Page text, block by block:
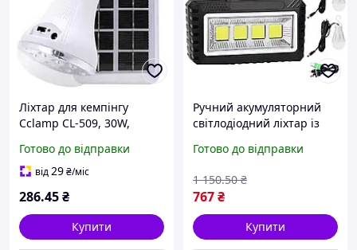
Ліхтар для кемпінгу
Cclamp CL-509, 30W,
панель
Готово до відправки
від29₴/міс
286.45₴
Купити
Ручний акумуляторний
світлодіодний ліхтар із
PowerBank 10 Вт 3 лампи
Готово до відправки
767₴
1 150.50 ₴
Купити